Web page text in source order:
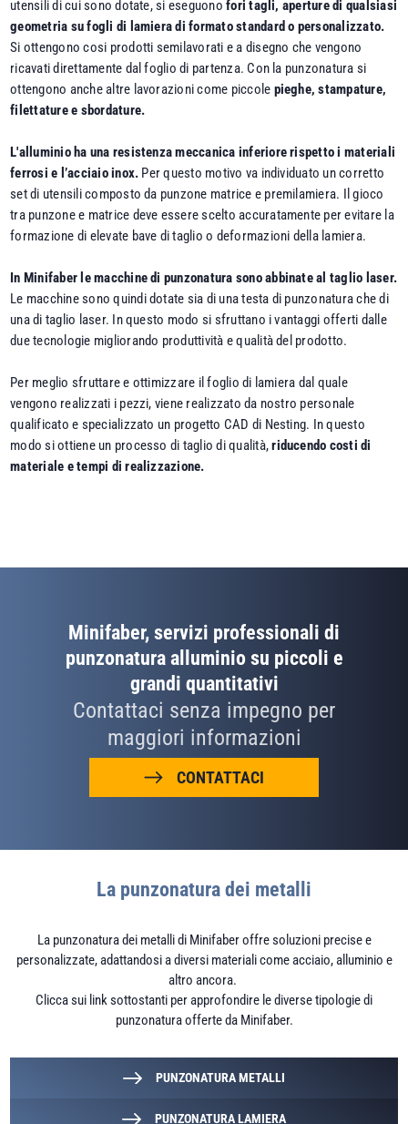
utensili di cui sono dotate, si eseguonofori tagli, aperture di qualsiasi
geometria su fogli di lamiera di formato standard o personalizzato.
Si ottengono cosi prodotti semilavorati e a disegno che vengono
ricavati direttamente dal foglio di partenza. Con la punzonatura si
ottengono anche altre lavorazioni come piccole pieghe, stampature,
filettature e sbordature.
L'alluminio ha una resistenza meccanica inferiore rispetto i materiali
ferrosi e l’acciaio inox. Per questo motivo va individuato un corretto
set di utensili composto da punzone matrice e premilamiera. Il gioco
tra punzone e matrice deve essere scelto accuratamente per evitare la
formazione di elevate bave di taglio o deformazioni della lamiera.
In Minifaber le macchine di punzonatura sono abbinate al taglio laser.
Le macchine sono quindi dotate sia di una testa di punzonatura che di
una di taglio laser. In questo modo si sfruttano i vantaggi offerti dalle
due tecnologie migliorando produttività e qualità del prodotto.
Per meglio sfruttare e ottimizzare il foglio di lamiera dal quale
vengono realizzati i pezzi, viene realizzato da nostro personale
qualificato e specializzato un progetto CAD di Nesting. In questo
modo si ottiene un processo di taglio di qualità,riducendo costi di
materiale e tempi di realizzazione.
Minifaber, servizi professionali di
punzonatura alluminio su piccoli e
grandi quantitativi
Contattaci senza impegno per
maggiori informazioni
CONTATTACI
La punzonatura dei metalli
La punzonatura dei metalli di Minifaber offre soluzioni precise e
personalizzate, adattandosi a diversi materiali come acciaio, alluminio e
altro ancora.
Clicca sui link sottostanti per approfondire le diverse tipologie di
punzonatura offerte da Minifaber.
PUNZONATURA METALLI
PUNZONATURA LAMIERA